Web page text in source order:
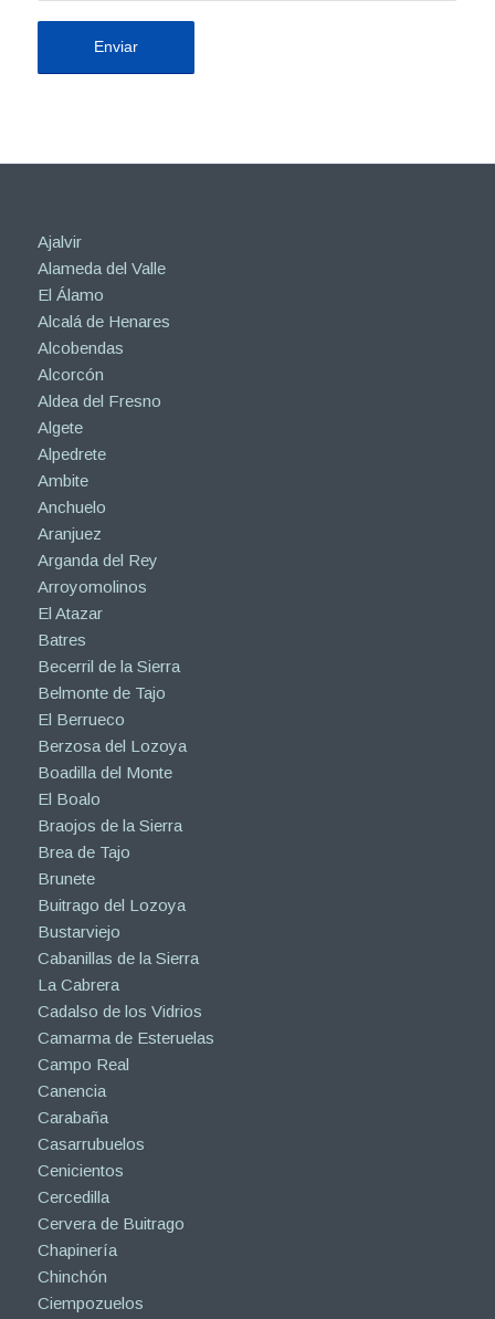
Ajalvir
Alameda del Valle
El Álamo
Alcalá de Henares
Alcobendas
Alcorcón
Aldea del Fresno
Algete
Alpedrete
Ambite
Anchuelo
Aranjuez
Arganda del Rey
Arroyomolinos
El Atazar
Batres
Becerril de la Sierra
Belmonte de Tajo
El Berrueco
Berzosa del Lozoya
Boadilla del Monte
El Boalo
Braojos de la Sierra
Brea de Tajo
Brunete
Buitrago del Lozoya
Bustarviejo
Cabanillas de la Sierra
La Cabrera
Cadalso de los Vidrios
Camarma de Esteruelas
Campo Real
Canencia
Carabaña
Casarrubuelos
Cenicientos
Cercedilla
Cervera de Buitrago
Chapinería
Chinchón
Ciempozuelos